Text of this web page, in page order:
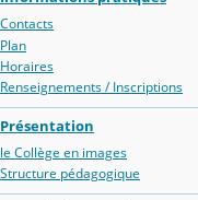
Contacts
Plan
Horaires
Renseignements / Inscriptions
Présentation
le Collège en images
Structure pédagogique